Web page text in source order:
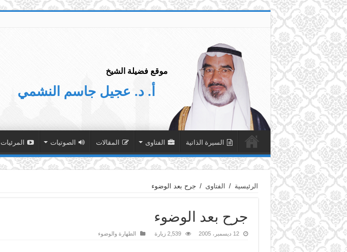
موقع فضيلة الشيخ
أ. د. عجيل جاسم النشمي
السيرة الذاتية الفتاوى المقالات الصوتيات المرئيات
الرئيسية / الفتاوى / جرح بعد الوضوء
جرح بعد الوضوء
12 ديسمبر، 2005 2,539 زيارة الطهارة والوضوء